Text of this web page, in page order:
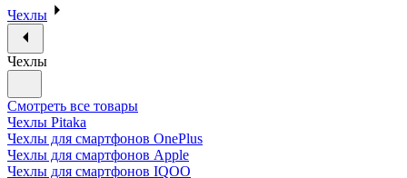
Чехлы
Чехлы
Смотреть все товары
Чехлы Pitaka
Чехлы для смартфонов OnePlus
Чехлы для смартфонов Apple
Чехлы для смартфонов IQOO